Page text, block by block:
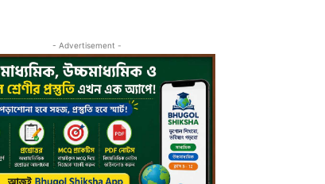
- Advertisement -